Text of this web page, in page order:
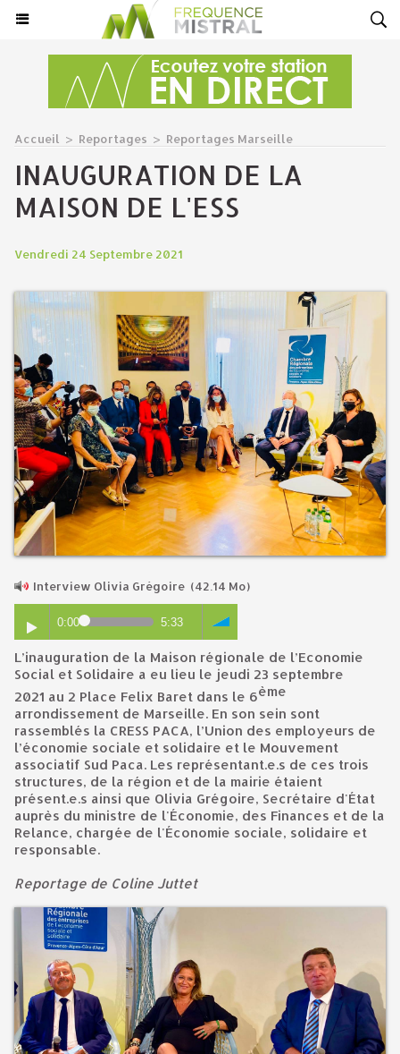
Accueil > Reportages > Reportages Marseille
INAUGURATION DE LA
MAISON DE L'ESS
Vendredi 24 Septembre 2021
Interview Olivia Grégoire (42.14 Mo)
0:00 5:33
L’inauguration de la Maison régionale de l’Economie
Social et Solidaire a eu lieu le jeudi 23 septembre
2021 au 2 Place Felix Baret dans le 6ème
arrondissement de Marseille. En son sein sont
rassemblés la CRESS PACA, l’Union des employeurs de
l’économie sociale et solidaire et le Mouvement
associatif Sud Paca. Les représentant.e.s de ces trois
structures, de la région et de la mairie étaient
présent.e.s ainsi que Olivia Grégoire, Secrétaire d'État
auprès du ministre de l'Économie, des Finances et de la
Relance, chargée de l'Économie sociale, solidaire et
responsable.
Reportage de Coline Juttet